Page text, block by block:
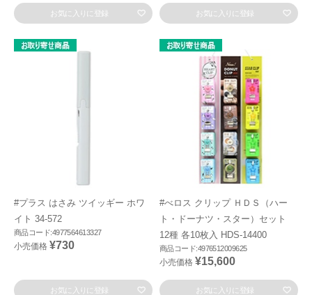
お気に入りに登録 お気に入りに登録
#プラス はさみ ツイッギー ホワ
イト 34-572
商品コード:4977564613327
小売価格 ¥730
お気に入りに登録
#べロス クリップ ＨＤＳ（ハー
ト・ドーナツ・スター）セット
12種 各10枚入 HDS-14400
商品コード:4976512009625
小売価格 ¥15,600
お気に入りに登録